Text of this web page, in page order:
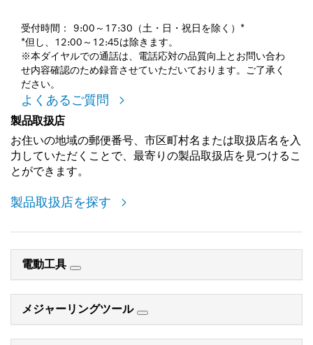
受付時間： 9:00～17:30（土・日・祝日を除く）*
*但し、12:00～12:45は除きます。
※本ダイヤルでの通話は、電話応対の品質向上とお問い合わ
せ内容確認のため録音させていただいております。ご了承く
ださい。
よくあるご質問
製品取扱店
お住いの地域の郵便番号、市区町村名または取扱店名を入
力していただくことで、最寄りの製品取扱店を見つけるこ
とができます。
製品取扱店を探す
電動工具
メジャーリングツール